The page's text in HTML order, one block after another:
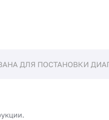
ДЛЯ ПОСТАНОВКИ